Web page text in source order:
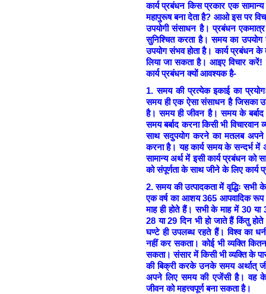
कार्य प्रबंधन किस प्रकार एक
महापुरूष बना देता है? आओ इस पर
उपयोगी संसाधन है। प्रबंधन
सुनिश्चित करता है। समय का
उपयोग संभव होता है। कार्य प्रबंधन
लिया जा सकता है। आइए विचार
कार्य प्रबंधन क्यों आवश्यक है-
1. समय की प्रत्येक इकाई का
समय ही एक ऐसा संसाधन है जिसका
है। समय ही जीवन है। समय के बर्बाद
समय बर्बाद करना किसी भी
साथ सदुपयोग करने का मतलब अपने
करना है। यह कार्य समय के सन्दर्भ में
सामान्य अर्थ में इसी कार्य प्रबंधन को
को संपूर्णता के साथ जीने के लिए
2. समय की उत्पादकता में वृद्धिः सभी
एक वर्ष का आशय 365 आपवादिक रूप
माह ही होते हैं। सभी के माह में 30
28 या 29 दिन भी हो जाते हैं किंतु
घण्टे ही उपलब्ध रहते हैं। विश्व का
नहीं कर सकता। कोई भी व्यक्ति
सकता। संसार में किसी भी व्यक्ति के
की बिक्री करके उनके समय अर्थात्
अपने लिए समय की एजेंसी है। वह
जीवन को महत्त्वपूर्ण बना सकता है।